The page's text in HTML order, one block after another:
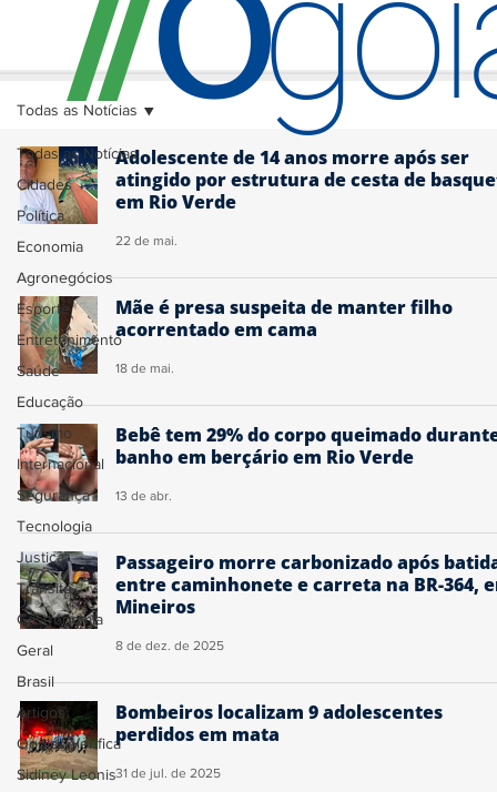
Todas as Notícias
Cidades
Política
Economia
Agronegócios
Esporte
Entretenimento
Saúde
Educação
Turismo
Internacional
Segurança
Tecnologia
Justiça
Trânsito
Gastronomia
Geral
Brasil
Artigos
Ogoiás Verifica
Sidiney Leonis
Todas as Notícias
Adolescente de 14 anos morre após ser
atingido por estrutura de cesta de
em Rio Verde
22 de mai.
Mãe é presa suspeita de manter filho
acorrentado em cama
18 de mai.
Bebê tem 29% do corpo queimado
banho em berçário em Rio Verde
13 de abr.
Passageiro morre carbonizado após
entre caminhonete e carreta na BR-364,
Mineiros
8 de dez. de 2025
Bombeiros localizam 9 adolescentes
perdidos em mata
31 de jul. de 2025